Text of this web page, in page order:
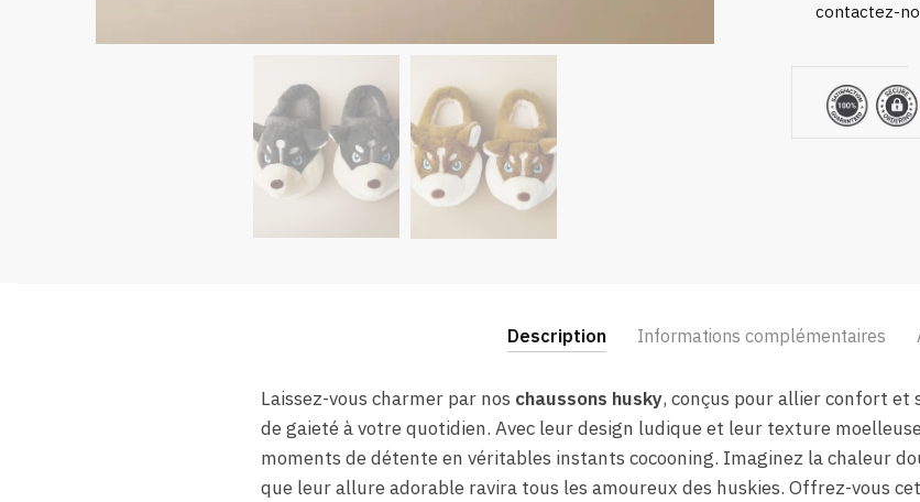
contactez-
Description Informations complémentaires
Laissez-vous charmer par nos chaussons husky, conçus pour allier confort
de gaieté à votre quotidien. Avec leur design ludique et leur texture
moments de détente en véritables instants cocooning. Imaginez la chaleur
que leur allure adorable ravira tous les amoureux des huskies. Offrez-vous